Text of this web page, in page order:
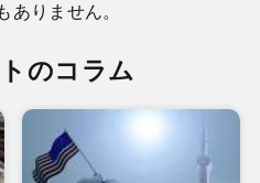
ありません。
のコラム